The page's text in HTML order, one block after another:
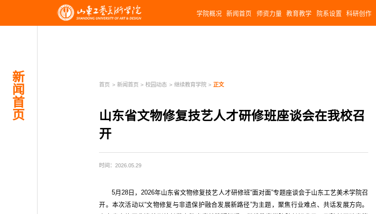
学院概况 新闻首页 师资力量 教育教学 院系设置 科研创作
新
闻
首
页
首页 > 新闻首页 > 校园动态 > 继续教育学院 > 正文
山东省文物修复技艺人才研修班座谈会在我校召
开
时间：2026.05.29
5月28日，2026年山东省文物修复技艺人才研修班“面对面”专题座谈会于山东工艺美术学院召
开。本次活动以“文物修复与非遗保护融合发展新路径”为主题，聚焦行业难点、共话发展方向。